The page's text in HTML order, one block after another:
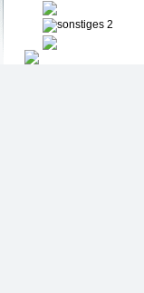
sonstiges 2